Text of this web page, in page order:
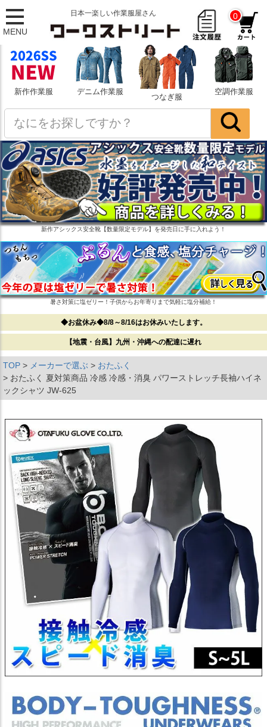
MENU
日本一楽しい作業服屋さん 0
新作作業服 デニム作業服
つなぎ服
空調作業服
新作アシックス安全靴【数量限定モデル】を発売日に手に入れよう！
暑さ対策に塩ゼリー！子供からお年寄りまで気軽に塩分補給！
◆お盆休み◆8/8～8/16はお休みいたします。
【地震・台風】九州・沖縄への配達に遅れ
TOP メーカーで選ぶ
おたふく
おたふく 夏対策商品 冷感 冷感・消臭 パワーストレッチ長袖ハイネ
ックシャツ JW-625